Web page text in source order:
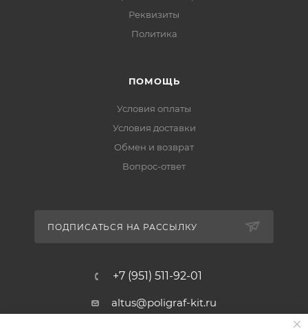
Реквизиты
Политика
ПОМОЩЬ
Условия оплаты
Условия доставки
Обмен и возврат
Вопрос-ответ
ПОДПИСАТЬСЯ НА РАССЫЛКУ
+7 (951) 511-92-01
altus@poligraf-kit.ru